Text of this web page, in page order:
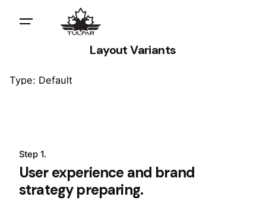
Layout Variants
Type: Default
Step 1.
User experience and brand
strategy preparing.